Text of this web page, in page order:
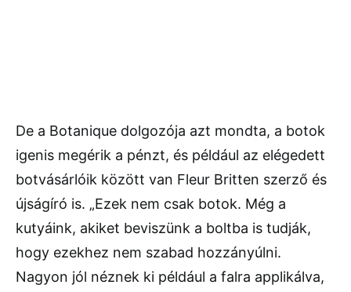
De a Botanique dolgozója azt mondta, a botok
igenis megérik a pénzt, és például az elégedett
botvásárlóik között van Fleur Britten szerző és
újságíró is. „Ezek nem csak botok. Még a
kutyáink, akiket beviszünk a boltba is tudják,
hogy ezekhez nem szabad hozzányúlni.
Nagyon jól néznek ki például a falra applikálva,